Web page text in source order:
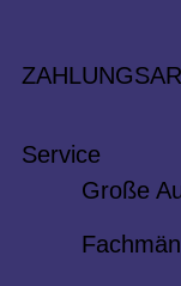
Service
Große